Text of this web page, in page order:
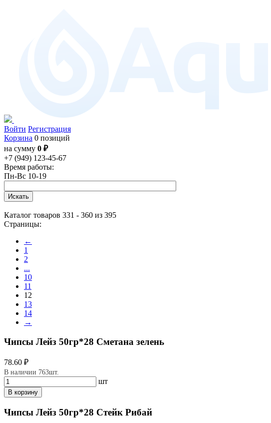
Войти Регистрация
Корзина 0 позиций
на сумму 0 ₽
+7 (949) 123-45-67
Время работы:
Пн-Вс 10-19
Каталог товаров 331 - 360 из 395
Страницы:
←
1
2
...
10
11
12
13
14
→
Чипсы Лейз 50гр*28 Сметана зелень
78.60 ₽
В наличии 763шт.
шт
В корзину
Чипсы Лейз 50гр*28 Стейк Рибай